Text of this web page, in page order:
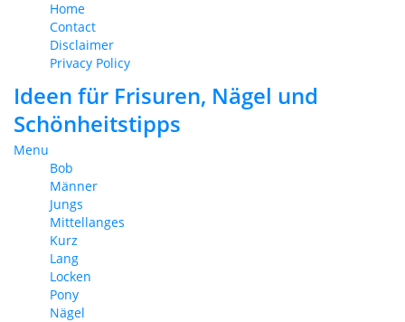
Home
Contact
Disclaimer
Privacy Policy
Ideen für Frisuren, Nägel und
Schönheitstipps
Menu
Bob
Männer
Jungs
Mittellanges
Kurz
Lang
Locken
Pony
Nägel